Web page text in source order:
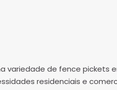
variedade de fence pickets
residenciais e